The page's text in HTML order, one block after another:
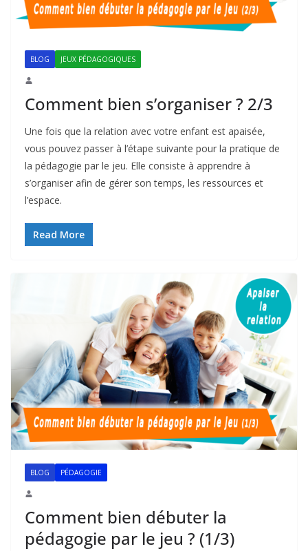
BLOG JEUX PÉDAGOGIQUES
Comment bien s’organiser ? 2/3
Une fois que la relation avec votre enfant est apaisée,
vous pouvez passer à l’étape suivante pour la pratique de
la pédagogie par le jeu. Elle consiste à apprendre à
s’organiser afin de gérer son temps, les ressources et
l’espace.
Read More
BLOG PÉDAGOGIE
Comment bien débuter la
pédagogie par le jeu ? (1/3)